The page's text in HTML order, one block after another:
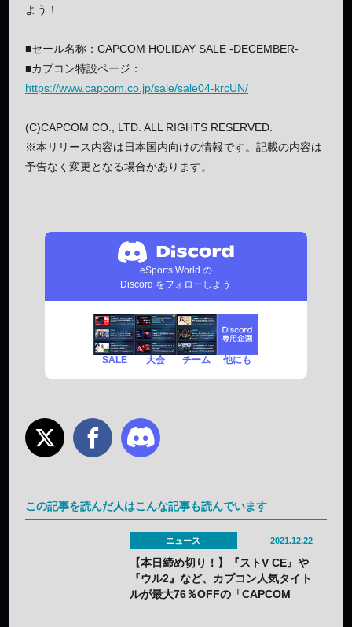
よう！
■セール名称：CAPCOM HOLIDAY SALE -DECEMBER-
■カプコン特設ページ：
https://www.capcom.co.jp/sale/sale04-krcUN/
(C)CAPCOM CO., LTD. ALL RIGHTS RESERVED.
※本リリース内容は日本国内向けの情報です。記載の内容は
予告なく変更となる場合があります。
eSports World の
Discord をフォローしよう
SALE 大会 チーム 他にも
この記事を読んだ人はこんな記事も読んでいます
ニュース 2021.12.22
【本日締め切り！】『ストV CE』や
『ウル2』など、カプコン人気タイト
ルが最大76％OFFの「CAPCOM